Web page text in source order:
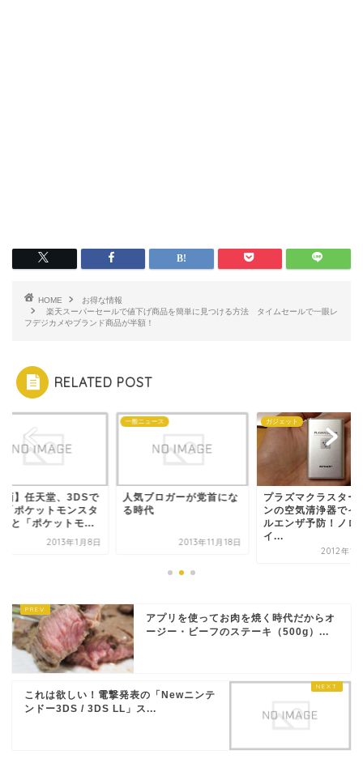
HOME
お得な情報
楽天スーパーセールで値下げ商品を簡単に見つける方法 タイムセールで一眼レ
フデジカメやブランド商品が半額！
RELATED POST
画】任天堂、3DSで
「ポケットモンスタ
と「ポケットモ...
2013年1月8日
一般ニュース
人気ブロガーが党首にな
る時代
2013年11月18日
ガジェット
プラズマクラスター
ンの空気清浄器でイ
ルエンザ予防！ノロ
イ...
2012年12
アプリを使ってお肉を焼く時代だからオ
ージー・ビーフのステーキ（500g）...
これは欲しい！電撃発表の「Newニンテ
ンドー3DS / 3DS LL」ス...